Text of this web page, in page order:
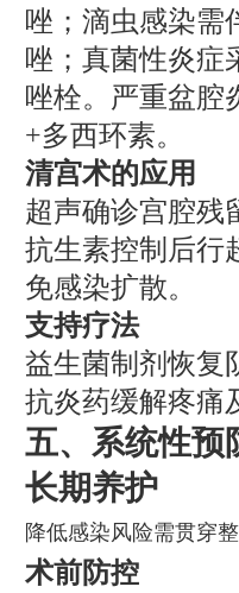
唑；滴虫感染需
唑；真菌性炎症
唑栓。严重盆腔
+多西环素。
清宫术的应用
超声确诊宫腔残
抗生素控制后行
免感染扩散。
支持疗法
益生菌制剂恢复
抗炎药缓解疼痛
五、系统性预
长期养护
降低感染风险需贯穿
术前防控